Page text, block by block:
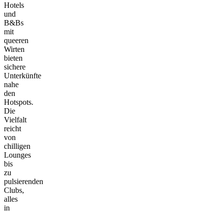
Hotels
und
B&Bs
mit
queeren
Wirten
bieten
sichere
Unterkünfte
nahe
den
Hotspots.
Die
Vielfalt
reicht
von
chilligen
Lounges
bis
zu
pulsierenden
Clubs,
alles
in